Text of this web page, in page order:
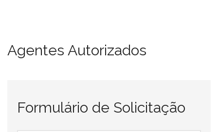
Agentes Autorizados
Formulário de Solicitação